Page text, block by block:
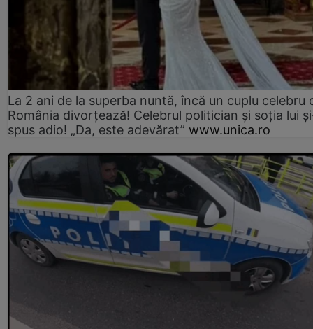
La 2 ani de la superba nuntă, încă un cuplu celebru
România divorțează! Celebrul politician și soția lui
spus adio! „Da, este adevărat” www.unica.ro